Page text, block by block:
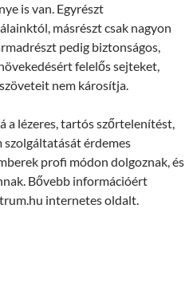
is van. Egyrészt
másrészt csak nagyon
pedig biztonságos,
felelős sejteket,
nem károsítja.
a lézeres, tartós szőrtelenítést,
érdemes
profi módon dolgoznak, és
Bővebb információért
internetes oldalt.